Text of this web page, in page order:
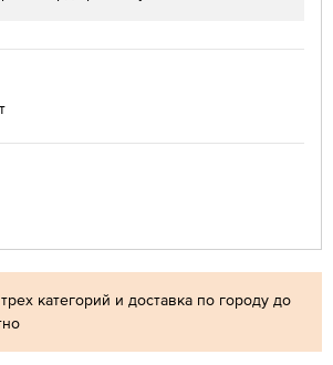
категорий и доставка по городу до